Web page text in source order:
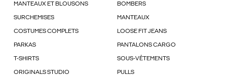
MANTEAUX ET BLOUSONS BOMBERS
SURCHEMISES MANTEAUX
COSTUMES COMPLETS LOOSE FIT JEANS
PARKAS PANTALONS CARGO
T-SHIRTS SOUS-VÊTEMENTS
ORIGINALS STUDIO PULLS